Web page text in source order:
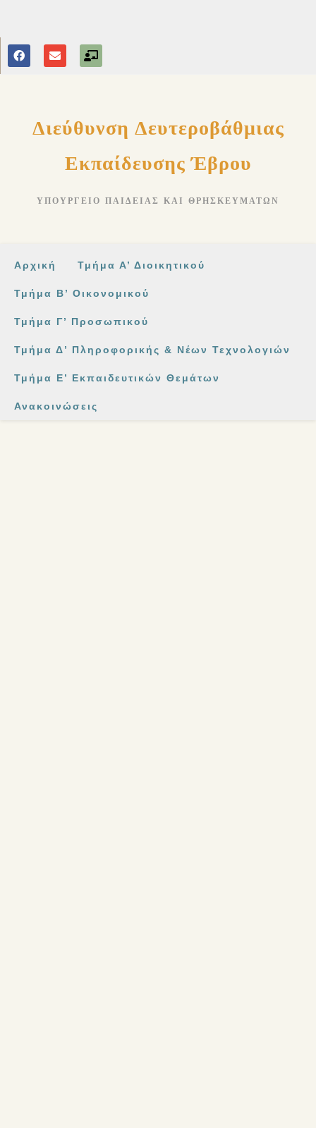
Διεύθυνση Δευτεροβάθμιας
Εκπαίδευσης Έβρου
ΥΠΟΥΡΓΕΊΟ ΠΑΙΔΕΊΑΣ ΚΑΙ ΘΡΗΣΚΕΥΜΆΤΩΝ
Αρχική Τμήμα Α’ Διοικητικού
Τμήμα Β’ Οικονομικού
Τμήμα Γ’ Προσωπικού
Τμήμα Δ’ Πληροφορικής & Νέων Τεχνολογιών
Τμήμα Ε’ Εκπαιδευτικών Θεμάτων
Ανακοινώσεις